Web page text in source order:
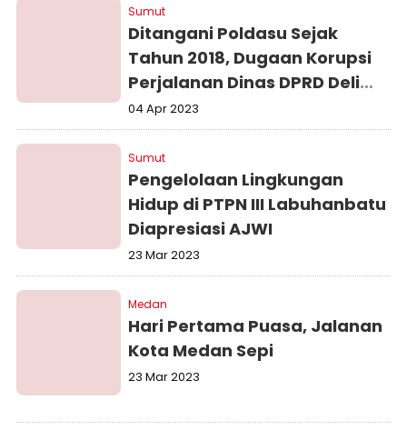
Sumut
Ditangani Poldasu Sejak
Tahun 2018, Dugaan Korupsi
Perjalanan Dinas DPRD Deli
Serdang Harus Dituntaskan
04 Apr 2023
Sumut
Pengelolaan Lingkungan
Hidup di PTPN III Labuhanbatu
Diapresiasi AJWI
23 Mar 2023
Medan
Hari Pertama Puasa, Jalanan
Kota Medan Sepi
23 Mar 2023